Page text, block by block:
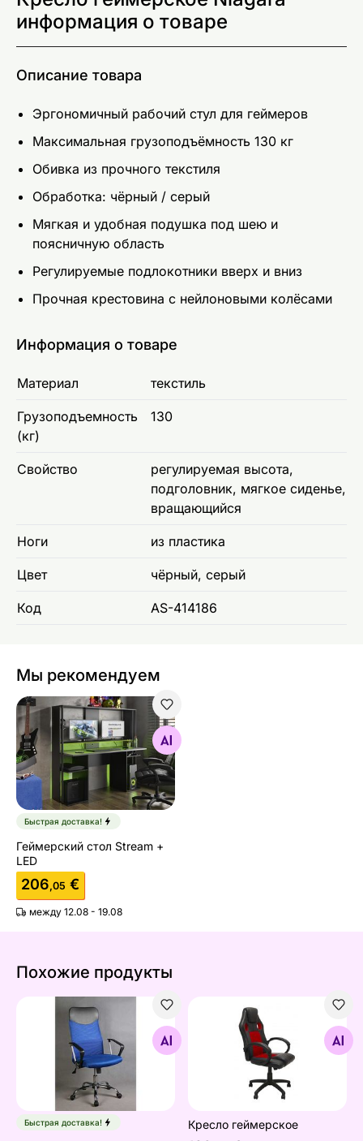
информация о товаре
Описание товара
Эргономичный рабочий стул для геймеров
Максимальная грузоподъёмность 130 кг
Обивка из прочного текстиля
Обработка: чёрный / серый
Мягкая и удобная подушка под шею и
поясничную область
Регулируемые подлокотники вверх и вниз
Прочная крестовина с нейлоновыми колёсами
Информация о товаре
Материал текстиль
Грузоподъемность
(кг)
130
Свойство
регулируемая высота,
подголовник, мягкое сиденье,
вращающийся
Ноги из пластика
Цвет чёрный, серый
Код AS-414186
Мы рекомендуем
Геймерский стол Stream + LED
Найдите похожие
Быстрая доставка!
Геймерский стол Stream +
LED
206,05 €
между 12.08 - 19.08
Похожие продукты
Рабочий стул Maxim
Найдите похожие
Быстрая доставка!
Кресло геймерское
Найдите похожие
Кресло геймерское